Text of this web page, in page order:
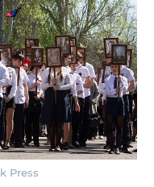
Press